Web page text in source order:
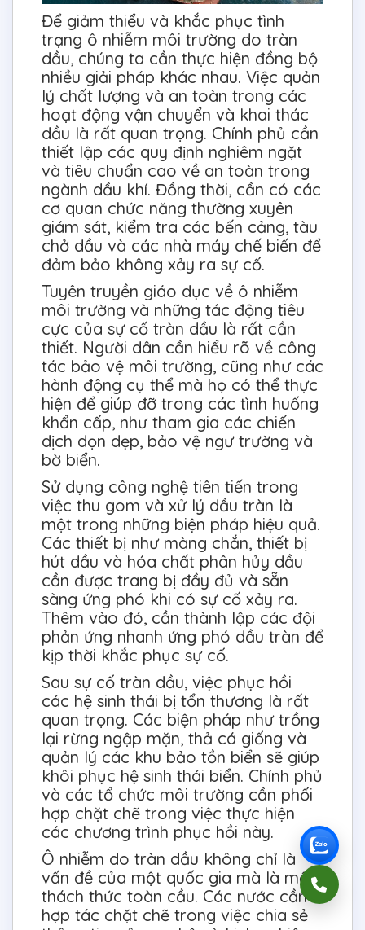
Để giảm thiểu và khắc phục tình
trạng ô nhiễm môi trường do tràn
dầu, chúng ta cần thực hiện đồng bộ
nhiều giải pháp khác nhau. Việc quản
lý chất lượng và an toàn trong các
hoạt động vận chuyển và khai thác
dầu là rất quan trọng. Chính phủ cần
thiết lập các quy định nghiêm ngặt
và tiêu chuẩn cao về an toàn trong
ngành dầu khí. Đồng thời, cần có các
cơ quan chức năng thường xuyên
giám sát, kiểm tra các bến cảng, tàu
chở dầu và các nhà máy chế biến để
đảm bảo không xảy ra sự cố.
Tuyên truyền giáo dục về ô nhiễm
môi trường và những tác động tiêu
cực của sự cố tràn dầu là rất cần
thiết. Người dân cần hiểu rõ về công
tác bảo vệ môi trường, cũng như các
hành động cụ thể mà họ có thể thực
hiện để giúp đỡ trong các tình huống
khẩn cấp, như tham gia các chiến
dịch dọn dẹp, bảo vệ ngư trường và
bờ biển.
Sử dụng công nghệ tiên tiến trong
việc thu gom và xử lý dầu tràn là
một trong những biện pháp hiệu quả.
Các thiết bị như màng chắn, thiết bị
hút dầu và hóa chất phân hủy dầu
cần được trang bị đầy đủ và sẵn
sàng ứng phó khi có sự cố xảy ra.
Thêm vào đó, cần thành lập các đội
phản ứng nhanh ứng phó dầu tràn để
kịp thời khắc phục sự cố.
Sau sự cố tràn dầu, việc phục hồi
các hệ sinh thái bị tổn thương là rất
quan trọng. Các biện pháp như trồng
lại rừng ngập mặn, thả cá giống và
quản lý các khu bảo tồn biển sẽ giúp
khôi phục hệ sinh thái biển. Chính phủ
và các tổ chức môi trường cần phối
hợp chặt chẽ trong việc thực hiện
các chương trình phục hồi này.
Ô nhiễm do tràn dầu không chỉ là
vấn đề của một quốc gia mà là một
thách thức toàn cầu. Các nước cần
hợp tác chặt chẽ trong việc chia sẻ